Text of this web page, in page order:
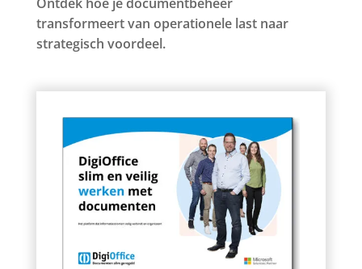
transformeert van operationele last naar
strategisch voordeel.